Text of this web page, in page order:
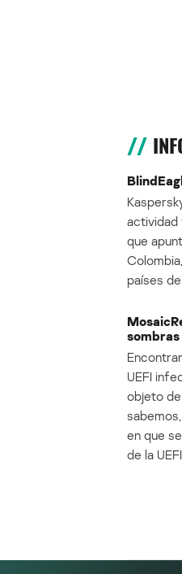
actividad
que
países
sombras
UEFI
objeto
en que
de la